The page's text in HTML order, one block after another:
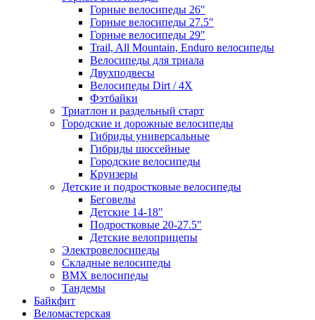
Горные велосипеды 26"
Горные велосипеды 27.5"
Горные велосипеды 29"
Trail, All Mountain, Enduro велосипеды
Велосипеды для триала
Двухподвесы
Велосипеды Dirt / 4X
Фэтбайки
Триатлон и раздельный старт
Городские и дорожные велосипеды
Гибриды универсальные
Гибриды шоссейные
Городские велосипеды
Круизеры
Детские и подростковые велосипеды
Беговелы
Детские 14-18"
Подростковые 20-27.5"
Детские велоприцепы
Электровелосипеды
Складные велосипеды
BMX велосипеды
Тандемы
Байкфит
Веломастерская